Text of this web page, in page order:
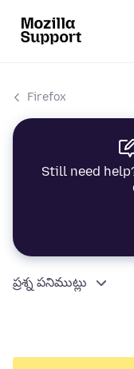
Firefox
Still need
ప్రశ్న పనిముట్లు